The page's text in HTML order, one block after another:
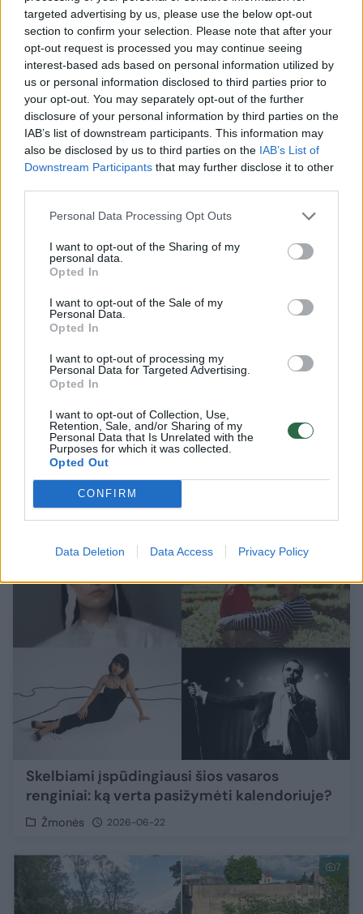
targeted advertising by us, please use the below opt-out
section to confirm your selection. Please note that after your
opt-out request is processed you may continue seeing
interest-based ads based on personal information utilized by
us or personal information disclosed to third parties prior to
your opt-out. You may separately opt-out of the further
disclosure of your personal information by third parties on the
IAB’s list of downstream participants. This information may
also be disclosed by us to third parties on the IAB’s List of
Downstream Participants that may further disclose it to other
Personal Data Processing Opt Outs
I want to opt-out of the Sharing of my
personal data.
Opted In
I want to opt-out of the Sale of my
Personal Data.
Opted In
I want to opt-out of processing my
Personal Data for Targeted Advertising.
Opted In
I want to opt-out of Collection, Use,
Retention, Sale, and/or Sharing of my
Personal Data that Is Unrelated with the
Purposes for which it was collected.
Opted Out
CONFIRM
Data Deletion Data Access Privacy Policy
Policija rado po pasilinksminimo Trakuose
esančiame bare be žinios dingusį jaunuolį
Lietuvos diena 2026-06-25
68
Nugultos pakrantės, vandens pramogos ir
būriai žmonių: Trakuose – gausybė
poilsiautojų
Skelbiami įspūdingiausi šios vasaros
renginiai: ką verta pasižymėti kalendoriuje?
Žmonės 2026-06-22
7